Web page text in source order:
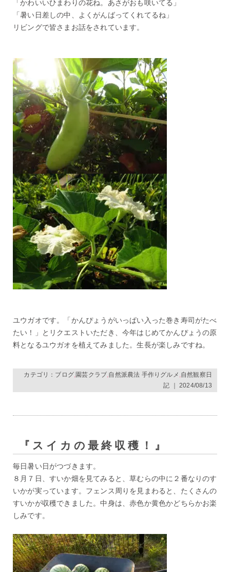
「かわいいひまわりの花ね。あさがおも咲いてる」
「暑い日差しの中、よくがんばってくれてるね」
リビングで皆さまお話をされています。
ユウガオです。「かんぴょうがいっぱい入った巻き寿司がたべ
たい！」とリクエストいただき、今年はじめてかんぴょうの原
料となるユウガオを植えてみました。生長が楽しみですね。
カテゴリ： ブログ, 園芸クラブ 自然派農法 手作りグルメ 自然観察日
記 ｜ 2024/08/13
『スイカの最終収穫！』
毎日暑い日がつづきます。
８月７日、すいか畑を見てみると、草むらの中に２番なりのす
いかが実っています。フェンス周りを見まわると、たくさんの
すいかが収穫できました。中身は、赤色か黄色かどちらかお楽
しみです。